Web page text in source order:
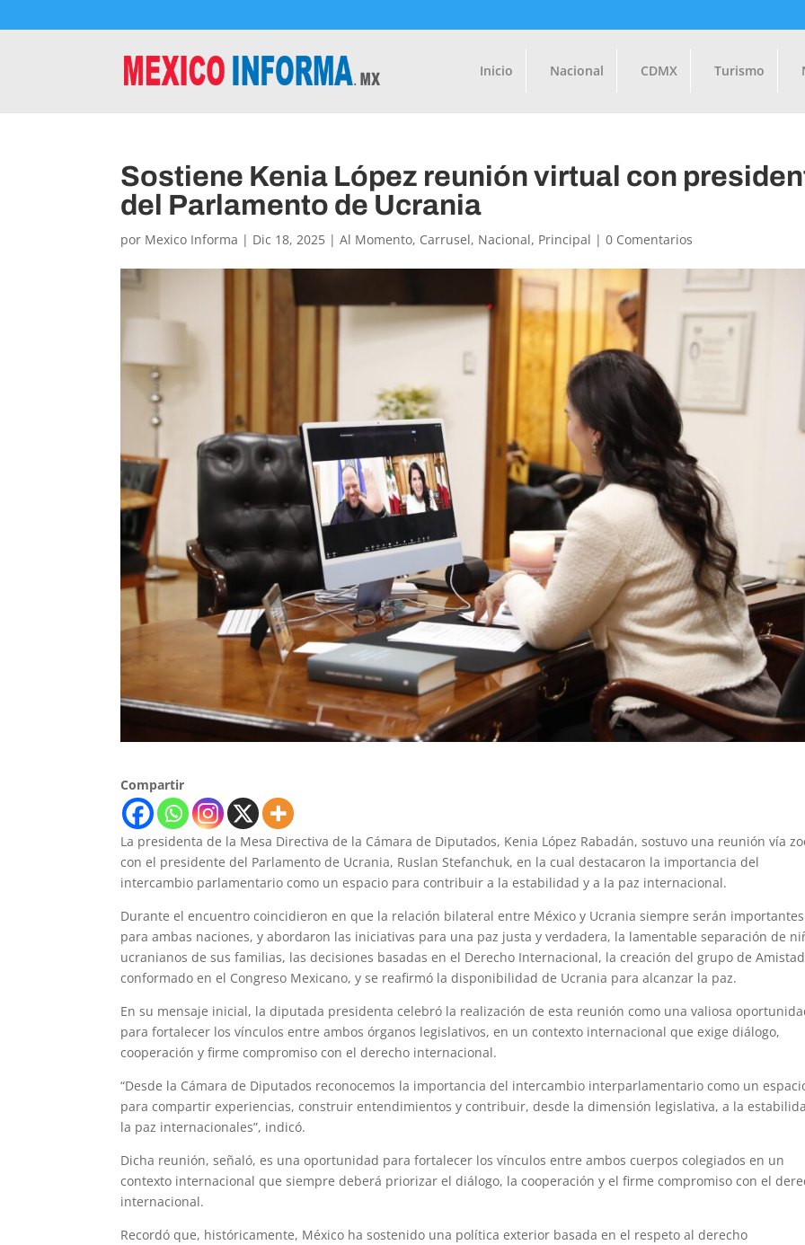
Inicio Nacional CDMX Turismo
Sostiene Kenia López reunión virtual con
del Parlamento de Ucrania
por Mexico Informa | Dic 18, 2025 |Al Momento, Carrusel, Nacional, Principal |0 Comentarios
Compartir
La presidenta de la Mesa Directiva de la Cámara de Diputados, Kenia López Rabadán, sostuvo una reunión vía
con el presidente del Parlamento de Ucrania, Ruslan Stefanchuk, en la cual destacaron la importancia del
intercambio parlamentario como un espacio para contribuir a la estabilidad y a la paz internacional.
Durante el encuentro coincidieron en que la relación bilateral entre México y Ucrania siempre serán importantes
para ambas naciones, y abordaron las iniciativas para una paz justa y verdadera, la lamentable separación de
ucranianos de sus familias, las decisiones basadas en el Derecho Internacional, la creación del grupo de Amistad
conformado en el Congreso Mexicano, y se reafirmó la disponibilidad de Ucrania para alcanzar la paz.
En su mensaje inicial, la diputada presidenta celebró la realización de esta reunión como una valiosa
para fortalecer los vínculos entre ambos órganos legislativos, en un contexto internacional que exige diálogo,
cooperación y firme compromiso con el derecho internacional.
“Desde la Cámara de Diputados reconocemos la importancia del intercambio interparlamentario como un
para compartir experiencias, construir entendimientos y contribuir, desde la dimensión legislativa, a la
la paz internacionales”, indicó.
Dicha reunión, señaló, es una oportunidad para fortalecer los vínculos entre ambos cuerpos colegiados en un
contexto internacional que siempre deberá priorizar el diálogo, la cooperación y el firme compromiso con el
internacional.
Recordó que, históricamente, México ha sostenido una política exterior basada en el respeto al derecho